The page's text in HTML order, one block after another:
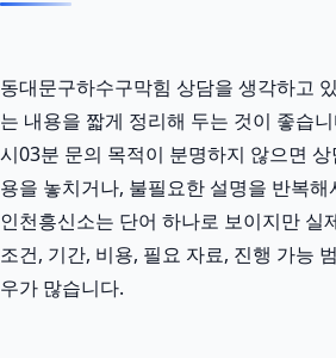
동대문구하수구막힘 상담을 생각하고
는 내용을 짧게 정리해 두는 것이 좋습
시03분 문의 목적이 분명하지 않으면
용을 놓치거나, 불필요한 설명을 반복
인천흥신소는 단어 하나로 보이지만 실
조건, 기간, 비용, 필요 자료, 진행 가능
우가 많습니다.